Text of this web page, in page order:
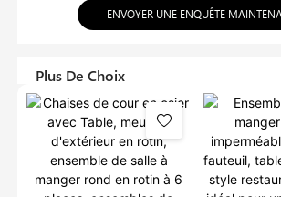
ENVOYER UNE ENQUÊTE
Plus De Choix